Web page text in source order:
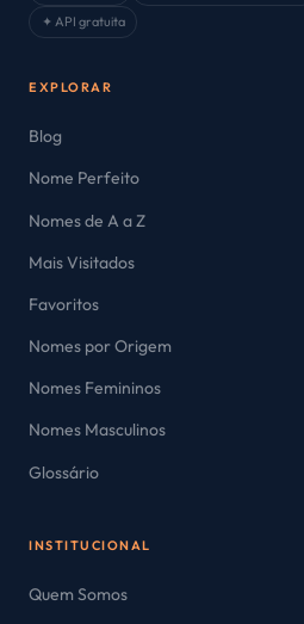
✦ API gratuita
EXPLORAR
Blog
Nome Perfeito
Nomes de A a Z
Mais Visitados
Favoritos
Nomes por Origem
Nomes Femininos
Nomes Masculinos
Glossário
INSTITUCIONAL
Quem Somos